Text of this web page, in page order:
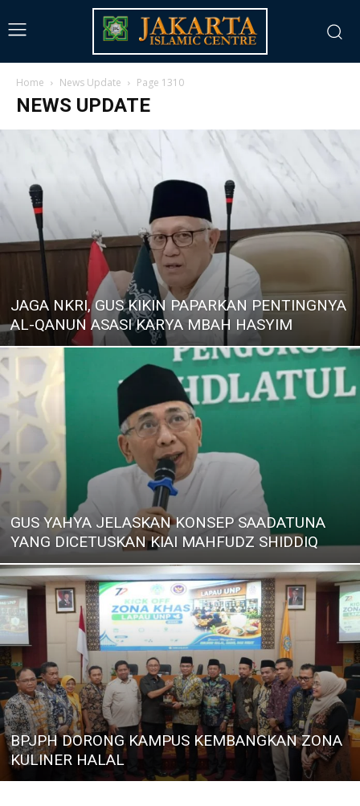
Home News Update Page 1310
NEWS UPDATE
JAGA NKRI, GUS KIKIN PAPARKAN PENTINGNYA
AL-QANUN ASASI KARYA MBAH HASYIM
GUS YAHYA JELASKAN KONSEP SAADATUNA
YANG DICETUSKAN KIAI MAHFUDZ SHIDDIQ
BPJPH DORONG KAMPUS KEMBANGKAN ZONA
KULINER HALAL